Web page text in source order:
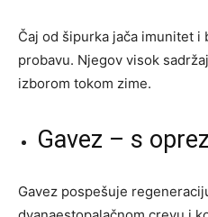
Čaj od šipurka jača imunitet
probavu. Njegov visok
izborom tokom zime.
Gavez – s
Gavez pospešuje